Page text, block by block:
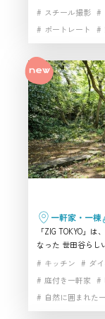
跡らしい無骨さと
る方に向いており
作品に活かしたい
スチール撮影
ポートレート
一軒家・一棟
「ZIG TOKYO」
なった 世田谷らし
ごとに表情が変わ
ムービー・スチー
ジオ として高い評
ら存在感の強い背
キッチン ダ
庭付き一軒家
自然に囲まれた